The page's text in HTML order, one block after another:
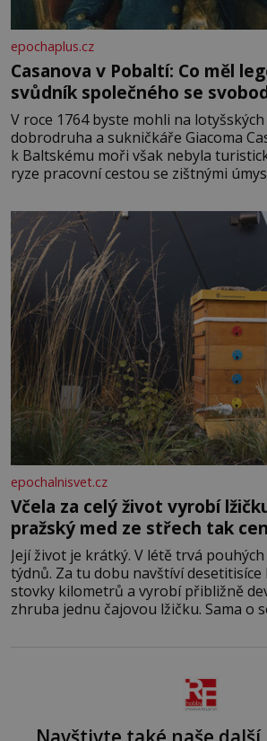
epochaplus.cz
Casanova v Pobaltí: Co měl
svůdník společného se
V roce 1764 byste mohli na
dobrodruha a sukničkáře Giacoma
k Baltskému moři však nebyla
ryze pracovní cestou se zištnými
lotyšské Rigy? Casanova v Pobaltí
zednářské lóže. Nebyl v této oblasti
protože do zednářské
epochalnisvet.cz
Včela za celý život vyrobí
pražský med ze střech tak
Její život je krátký. V létě trvá
týdnů. Za tu dobu navštíví desetitisíce
stovky kilometrů a vyrobí přibližně
zhruba jednu čajovou lžičku. Sama o